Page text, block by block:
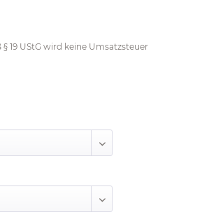
§ 19 UStG wird keine Umsatzsteuer